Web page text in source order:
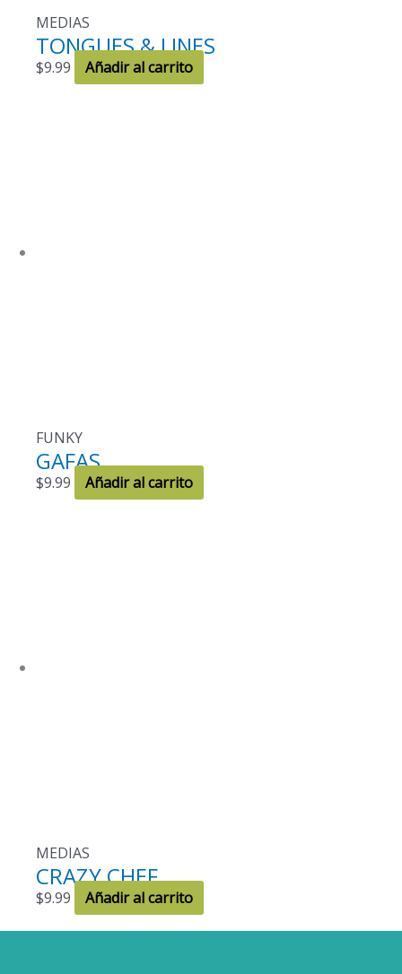
MEDIAS
TONGUES & LINES
$9.99 Añadir al carrito
FUNKY
GAFAS
$9.99 Añadir al carrito
MEDIAS
CRAZY CHEF
$9.99 Añadir al carrito